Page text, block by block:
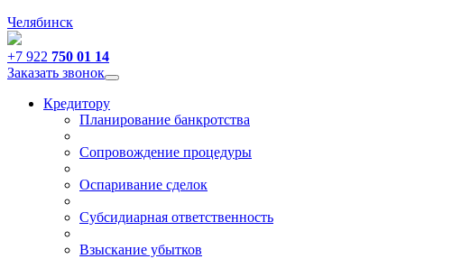
Челябинск
+7 922 750 01 14
Заказать звонок
Кредитору
Планирование банкротства
Сопровождение процедуры
Оспаривание сделок
Субсидиарная ответственность
Взыскание убытков